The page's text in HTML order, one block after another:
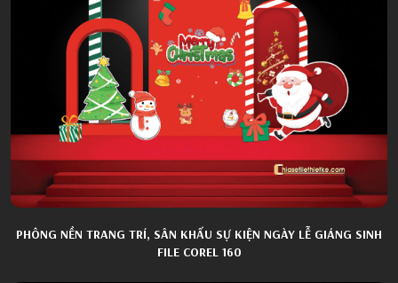
PHÔNG NỀN TRANG TRÍ, SÂN KHẤU SỰ KIỆN NGÀY LỄ GIÁNG SINH
FILE COREL 160